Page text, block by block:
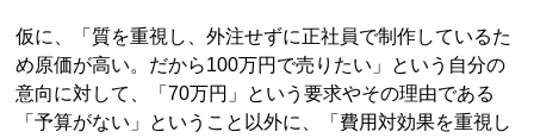
仮に、「質を重視し、外注せずに正社員で制作しているた
め原価が高い。だから100万円で売りたい」という自分の
意向に対して、「70万円」という要求やその理由である
「予算がない」ということ以外に、「費用対効果を重視し